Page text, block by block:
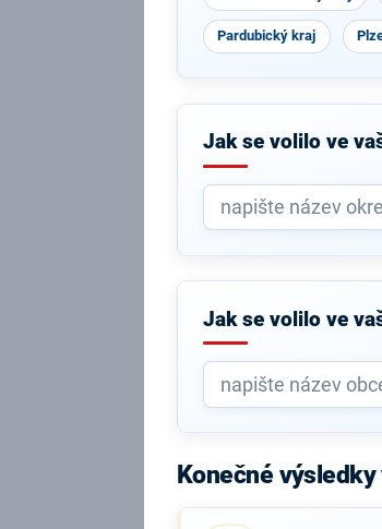
Pardubický kraj
Jak se volilo ve
Jak se volilo ve
Konečné